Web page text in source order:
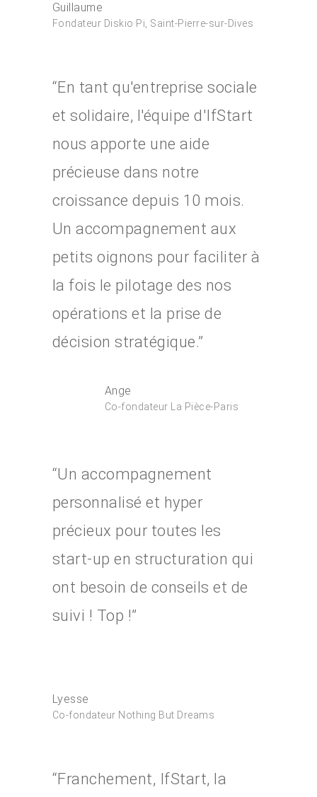
Guillaume
Fondateur Diskio Pi, Saint-Pierre-sur-Dives
“En tant qu'entreprise sociale
et solidaire, l'équipe d'IfStart
nous apporte une aide
précieuse dans notre
croissance depuis 10 mois.
Un accompagnement aux
petits oignons pour faciliter à
la fois le pilotage des nos
opérations et la prise de
décision stratégique.”
Ange
Co-fondateur La Pièce-Paris
“Un accompagnement
personnalisé et hyper
précieux pour toutes les
start-up en structuration qui
ont besoin de conseils et de
suivi ! Top !”
Lyesse
Co-fondateur Nothing But Dreams
“Franchement, IfStart, la
Créez votre
accélérateur
Nos
Les experts
Actualités
Actualités récentes
Nouvelles start-ups
Témoignages